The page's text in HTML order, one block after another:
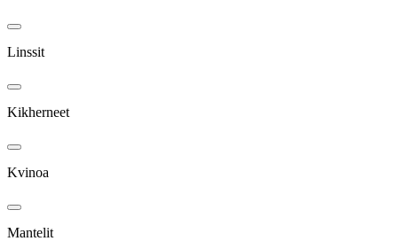
Linssit
Kikherneet
Kvinoa
Mantelit